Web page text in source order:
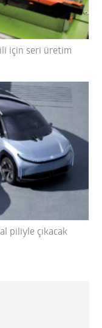
için seri üretim
piliyle çıkacak